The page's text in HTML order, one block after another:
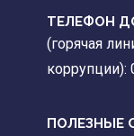
ТЕЛЕФОН
(горячая
коррупции):
ПОЛЕЗНЫЕ